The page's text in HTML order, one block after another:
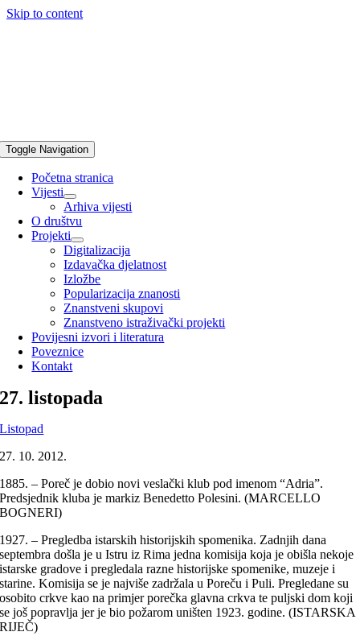
Skip to content
Toggle Navigation
Početna stranica
Vijesti
Arhiva vijesti
O društvu
Projekti
Digitalizacija
Izdavačka djelatnost
Izložbe
Popularizacija znanosti
Znanstveni skupovi
Znanstveno istraživački projekti
Povijesni izvori i literatura
Poveznice
Kontakt
27. listopada
Listopad
27. 10. 2012.
1885. – Poreč je dobio novi veslački klub pod imenom “Adria”.
Predsjednik kluba je markiz Benedetto Polesini. (MARCELLO
BOGNERI)
1927. – Pregledba istarskih historijskih spomenika. Zadnjih dana
septembra došla je u Istru iz Rima jedna komisija koja je obišla nekoje
istarske gradove i pregledala razne historijske spomenike, muzeje i
starine. Komisija se je najviše zadržala u Poreču i Puli. Pregledane su
osobito crkve kao na primjer porečka glavna crkva te puljski dom koji
se još popravlja jer je bio požarom uništen 1923. godine. (ISTARSKA
RIJEČ)